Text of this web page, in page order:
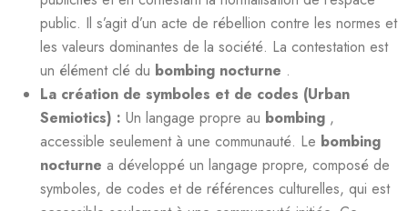
public. Il s’agit d’un acte de rébellion contre les normes et
les valeurs dominantes de la société. La contestation est
un élément clé du bombing nocturne .
La création de symboles et de codes (Urban
Semiotics) : Un langage propre au bombing ,
accessible seulement à une communauté. Le bombing
nocturne a développé un langage propre, composé de
symboles, de codes et de références culturelles, qui est